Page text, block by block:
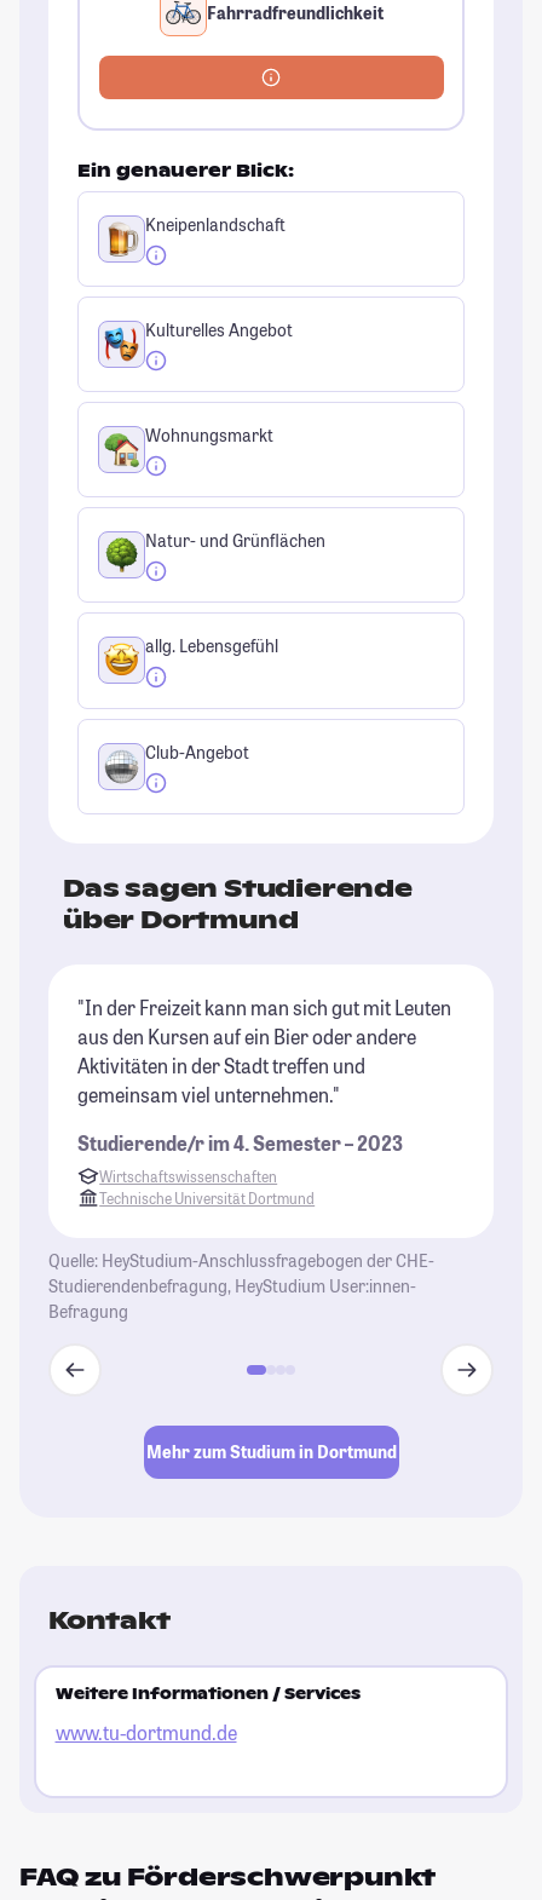
Fahrradfreundlichkeit
Ein genauerer Blick:
Kneipenlandschaft
Kulturelles Angebot
Wohnungsmarkt
Natur- und Grünflächen
allg. Lebensgefühl
Club-Angebot
Das sagen Studierende
über Dortmund
"In der Freizeit kann man sich gut mit Leuten
aus den Kursen auf ein Bier oder andere
Aktivitäten in der Stadt treffen und
gemeinsam viel unternehmen."
Studierende/r im 4. Semester – 2023
Wirtschaftswissenschaften
Technische Universität Dortmund
Quelle: HeyStudium-Anschlussfragebogen der CHE-
Studierendenbefragung, HeyStudium User:innen-
Befragung
Mehr zum Studium in Dortmund
Kontakt
Weitere Informationen / Services
www.tu-dortmund.de
FAQ zu Förderschwerpunkt